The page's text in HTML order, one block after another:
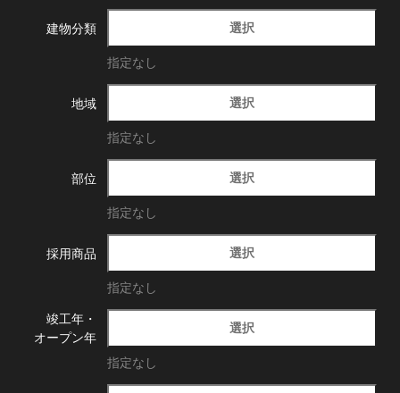
建物分類 選択
指定なし
地域 選択
指定なし
部位 選択
指定なし
採用商品 選択
指定なし
竣工年・
オープン年
選択
指定なし